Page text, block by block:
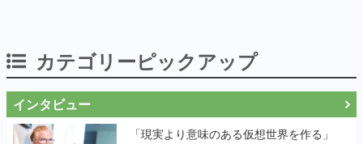
カテゴリーピックアップ
インタビュー
「現実より意味のある仮想世界を作る」